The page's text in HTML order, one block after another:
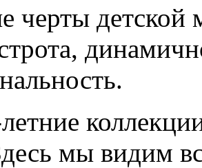
черты детской
мы видим